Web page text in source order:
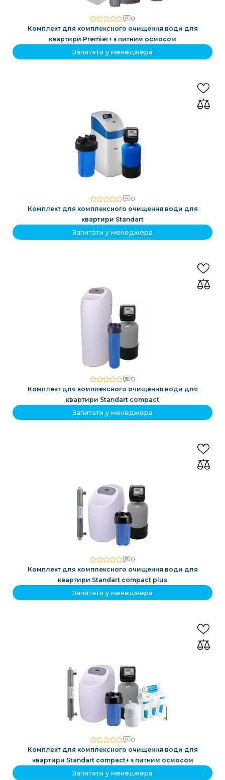
0
Комплект для комплексного очищення води для
квартири Premier+ з питним осмосом
Запитати у менеджера
0
Комплект для комплексного очищення води для
квартири Standart
Запитати у менеджера
0
Комплект для комплексного очищення води для
квартири Standart compact
Запитати у менеджера
0
Комплект для комплексного очищення води для
квартири Standart compact plus
Запитати у менеджера
0
Комплект для комплексного очищення води для
квартири Standart compact+ з питним осмосом
Запитати у менеджера